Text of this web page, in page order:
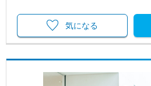
気になる